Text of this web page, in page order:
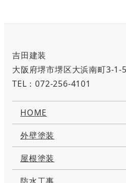
吉田建装
大阪府堺市堺区大浜南町3-1-
TEL：072-256-4101
HOME
外壁塗装
屋根塗装